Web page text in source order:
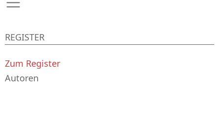
REGISTER
Zum Register
Autoren